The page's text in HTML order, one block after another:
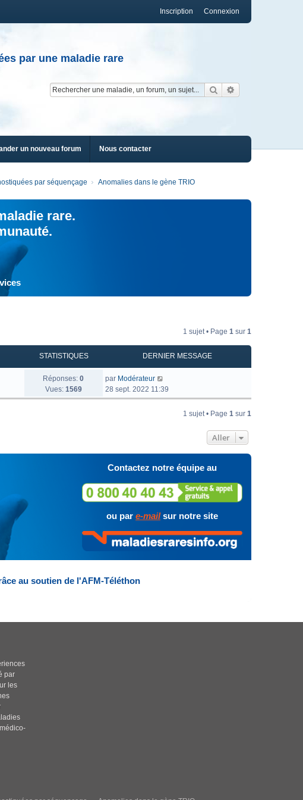
Connexion
Inscription
par une maladie rare
Rechercher
un nouveau forum Nous contacter
par séquençage Anomalies dans le gène TRIO
rare.
1 sujet • Page 1 sur 1
STATISTIQUES DERNIER MESSAGE
Réponses: 0
Vues: 1569
par Modérateur
28 sept. 2022 11:39
1 sujet • Page 1 sur 1
Aller
Contactez notre équipe au
ou par e-mailsur notre site
au soutien de l'AFM-Téléthon
par
les